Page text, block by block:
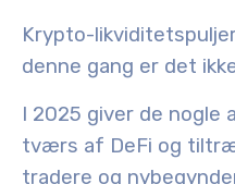
Krypto-
denne gang er det
I 2025 giver de nogle
tværs af DeFi og
tradere og